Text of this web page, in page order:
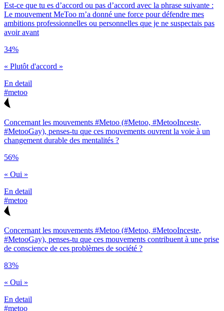
Est-ce que tu es d’accord ou pas d’accord avec la phrase suivante :
Le mouvement MeToo m’a donné une force pour défendre mes
ambitions professionnelles ou personnelles que je ne suspectais pas
avoir avant
34%
« Plutôt d'accord »
En detail
#metoo
Concernant les mouvements #Metoo (#Metoo, #MetooInceste,
#MetooGay), penses-tu que ces mouvements ouvrent la voie à un
changement durable des mentalités ?
56%
« Oui »
En detail
#metoo
Concernant les mouvements #Metoo (#Metoo, #MetooInceste,
#MetooGay), penses-tu que ces mouvements contribuent à une prise
de conscience de ces problèmes de société ?
83%
« Oui »
En detail
#metoo